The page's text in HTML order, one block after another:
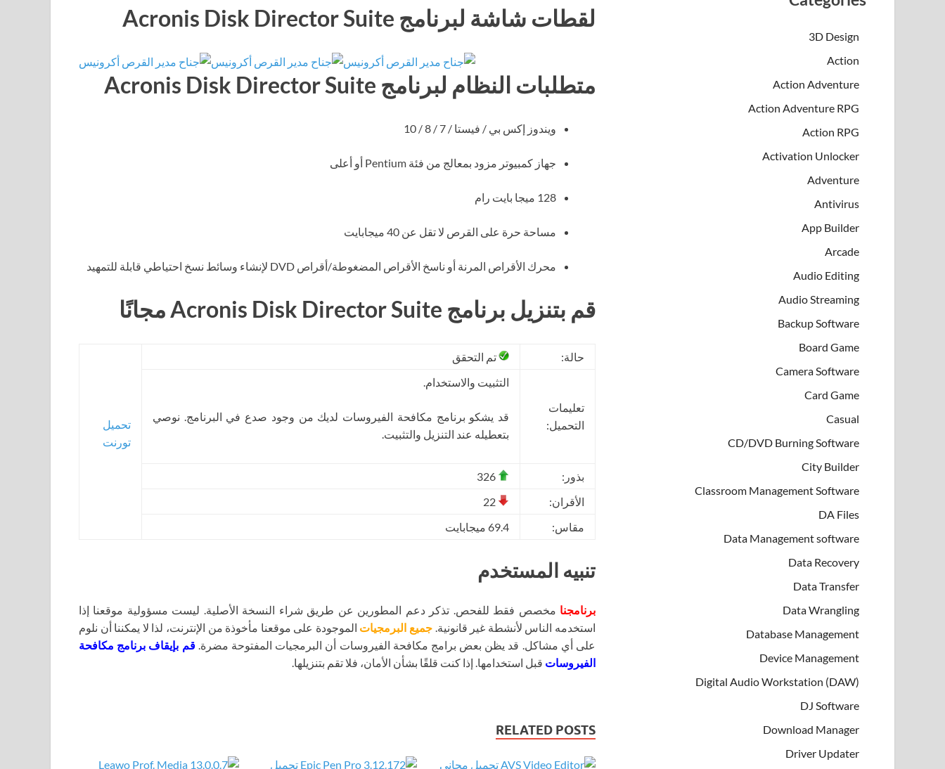
لقطات شاشة لبرنامج Acronis Disk Director Suite
متطلبات النظام لبرنامج Acronis Disk Director Suite
ويندوز إكس بي / فيستا / 7 / 8 / 10
جهاز كمبيوتر مزود بمعالج من فئة Pentium أو أعلى
128 ميجا بايت رام
مساحة حرة على القرص لا تقل عن 40 ميجابايت
محرك الأقراص المرنة أو ناسخ الأقراص المضغوطة/أقراص DVD لإنشاء وسائط نسخ احتياطي قابلة للتمهيد
قم بتنزيل برنامج Acronis Disk Director Suite مجانًا
حالة: تم التحقق
تحميل
تورنت
تعليمات
التحميل:
التثبيت والاستخدام.
قد يشكو برنامج مكافحة الفيروسات لديك من وجود صدع في البرنامج. نوصي
بتعطيله عند التنزيل والتثبيت.
بذور:
الأقران:
مقاس:
69.4 ميجابايت
تنبيه المستخدم
برنامجنا مخصص فقط للفحص. تذكر دعم المطورين عن طريق شراء النسخة الأصلية. ليست مسؤولية موقعنا إذا
استخدمه الناس لأنشطة غير قانونية. جميع البرمجيات الموجودة على موقعنا مأخوذة من الإنترنت، لذا لا يمكننا أن نلوم
على أي مشاكل. قد يظن بعض برامج مكافحة الفيروسات أن البرمجيات المفتوحة مضرة.قم بإيقاف برنامج مكافحة
الفيروسات قبل استخدامها. إذا كنت قلقًا بشأن الأمان، فلا تقم بتنزيلها.
RELATED POSTS
3D Design
Action
Action Adventure
Action Adventure RPG
Action RPG
Activation Unlocker
Adventure
Antivirus
App Builder
Arcade
Audio Editing
Audio Streaming
Backup Software
Board Game
Camera Software
Card Game
Casual
CD/DVD Burning Software
City Builder
Classroom Management Software
DA Files
Data Management software
Data Recovery
Data Transfer
Data Wrangling
Database Management
Device Management
Digital Audio Workstation (DAW)
DJ Software
Download Manager
Driver Updater